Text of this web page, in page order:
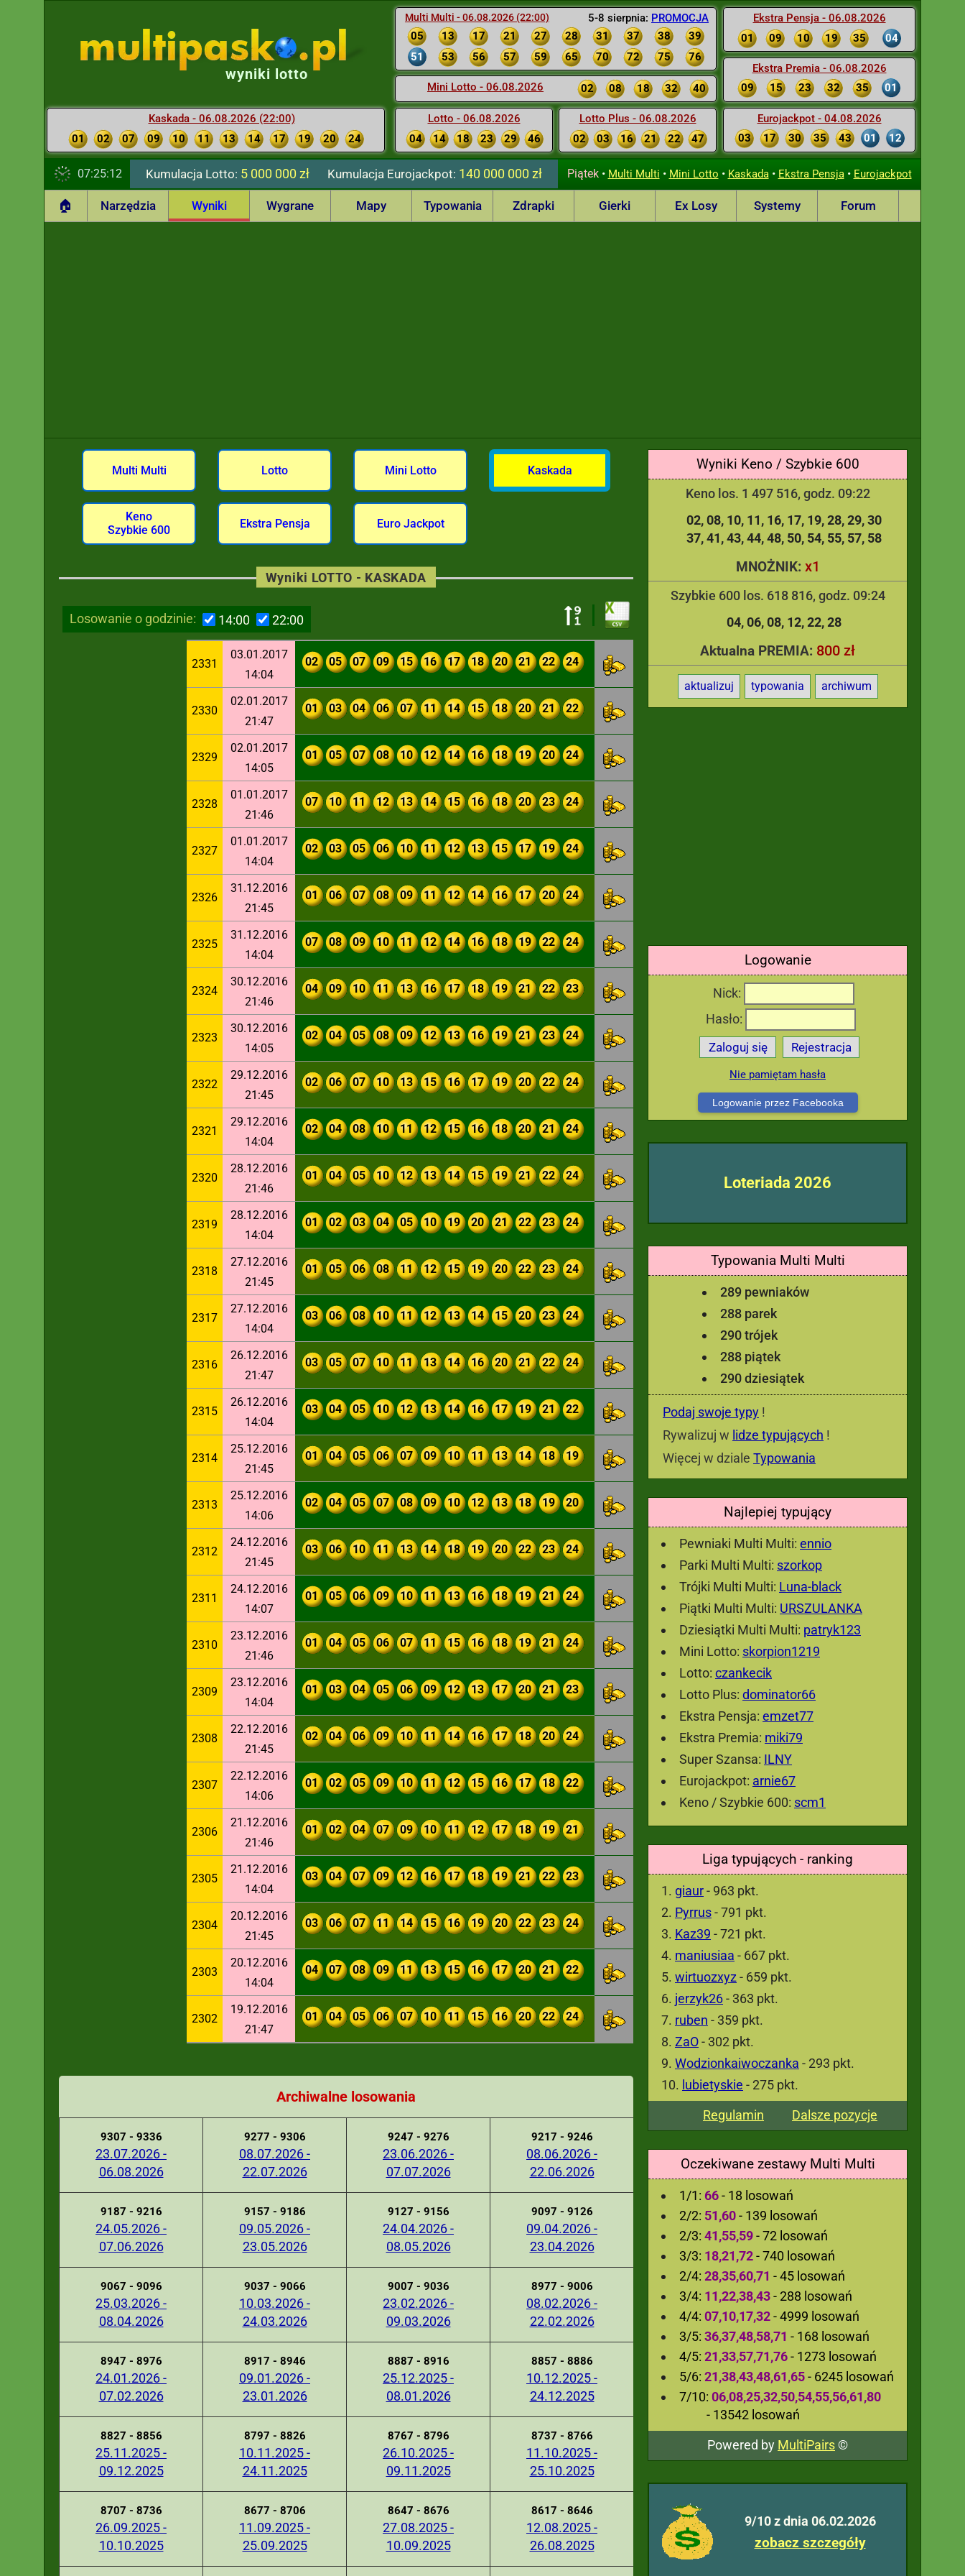
5-8 sierpnia: PROMOCJA
Multi Multi - 06.08.2026 (22:00)
05 13 17 21 27 28 31 37 38
39
51
53 56 57 59 65 70 72 75 76
Mini Lotto - 06.08.2026 02 08 18 32 40
Lotto - 06.08.2026
04
14 18 23 29 46
Lotto Plus - 06.08.2026
02
03 16 21 22 47
Ekstra Pensja - 06.08.2026
01
09 10 19 35 04
Ekstra Premia - 06.08.2026
09
15 23 32 35 01
Eurojackpot - 04.08.2026
03
17 30 35 43 01 12
wyniki lotto
Kaskada - 06.08.2026 (22:00)
01
02 07 09 10 11 13 14 17 19 20 24
07:25:13 Kumulacja Lotto: 5 000 000 zł KumulacjaEurojackpot: 140 000 000 zł Piątek• Multi Multi • Mini Lotto • Kaskada• Ekstra Pensja• Eurojackpot
🏠 Narzędzia Wyniki Wygrane Mapy Typowania Zdrapki Gierki Ex Losy Systemy Forum
Wyniki Keno / Szybkie 600
Keno los. 1 497 516, godz. 09:22
02 08 10 11 16 17 19 28 29 30
37 41 43 44 48 50 54 55 57 58
MNOŻNIK: x1
Szybkie 600 los. 618 816, godz. 09:24
04 06 08 12 22 28
Aktualna PREMIA: 800 zł
aktualizuj typowania archiwum
Logowanie
Nick:
Hasło:
Zaloguj się Rejestracja
Nie pamiętam hasła
Logowanie przez Facebooka
Loteriada 2026
Typowania Multi Multi
289 pewniaków
288 parek
290 trójek
288 piątek
290 dziesiątek
Podaj swoje typy !
Rywalizuj w lidze typujących !
Więcej w dziale Typowania
Najlepiej typujący
Pewniaki Multi Multi: ennio
Parki Multi Multi: szorkop
Trójki Multi Multi: Luna-black
Piątki Multi Multi: URSZULANKA
Dziesiątki Multi Multi: patryk123
Mini Lotto: skorpion1219
Lotto: czankecik
Lotto Plus: dominator66
Ekstra Pensja: emzet77
Ekstra Premia: miki79
Super Szansa: ILNY
Eurojackpot: arnie67
Keno / Szybkie 600: scm1
Liga typujących - ranking
giaur- 963 pkt.
Pyrrus- 791 pkt.
Kaz39 - 721 pkt.
maniusiaa - 667 pkt.
wirtuozxyz - 659 pkt.
jerzyk26- 363 pkt.
ruben - 359 pkt.
ZaO- 302 pkt.
Wodzionkaiwoczanka - 293 pkt.
lubietyskie - 275 pkt.
Regulamin
Dalsze pozycje
Oczekiwane zestawy Multi Multi
1/1: 66- 18 losowań
2/2: 51,60- 139 losowań
2/3: 41,55,59- 72 losowań
3/3: 18,21,72- 740 losowań
2/4: 28,35,60,71 - 45 losowań
3/4: 11,22,38,43- 288 losowań
4/4: 07,10,17,32- 4999 losowań
3/5: 36,37,48,58,71 - 168 losowań
4/5: 21,33,57,71,76- 1273 losowań
5/6: 21,38,43,48,61,65- 6245 losowań
7/10: 06,08,25,32,50,54,55,56,61,80
- 13542 losowań
Powered by MultiPairs©
9/10 z dnia 06.02.2026
zobacz szczegóły
Multi Multi Lotto Mini Lotto Kaskada
Keno
Szybkie 600
Ekstra Pensja Euro Jackpot
Losowanie o godzinie: 14:00 22:00
Wyniki LOTTO - KASKADA
2331
03.01.2017
14:04
02 05 07 09 15 16 17 18 20 21 22 24
2330
02.01.2017
21:47
01 03 04 06 07 11 14 15 18 20 21 22
2329
02.01.2017
14:05
01 05 07 08 10 12 14 16 18 19 20 24
2328
01.01.2017
21:46
07 10 11 12 13 14 15 16 18 20 23 24
2327
01.01.2017
14:04
02 03 05 06 10 11 12 13 15 17 19 24
2326
31.12.2016
21:45
01 06 07 08 09 11 12 14 16 17 20 24
2325
31.12.2016
14:04
07 08 09 10 11 12 14 16 18 19 22 24
2324
30.12.2016
21:46
04 09 10 11 13 16 17 18 19 21 22 23
2323
30.12.2016
14:05
02 04 05 08 09 12 13 16 19 21 23 24
2322
29.12.2016
21:45
02 06 07 10 13 15 16 17 19 20 22 24
2321
29.12.2016
14:04
02 04 08 10 11 12 15 16 18 20 21 24
2320
28.12.2016
21:46
01 04 05 10 12 13 14 15 19 21 22 24
2319
28.12.2016
14:04
01 02 03 04 05 10 19 20 21 22 23 24
2318
27.12.2016
21:45
01 05 06 08 11 12 15 19 20 22 23 24
2317
27.12.2016
14:04
03 06 08 10 11 12 13 14 15 20 23 24
2316
26.12.2016
21:47
03 05 07 10 11 13 14 16 20 21 22 24
2315
26.12.2016
14:04
03 04 05 10 12 13 14 16 17 19 21 22
2314
25.12.2016
21:45
01 04 05 06 07 09 10 11 13 14 18 19
2313
25.12.2016
14:06
02 04 05 07 08 09 10 12 13 18 19 20
2312
24.12.2016
21:45
03 06 10 11 13 14 18 19 20 22 23 24
2311
24.12.2016
14:07
01 05 06 09 10 11 13 16 18 19 21 24
2310
23.12.2016
21:46
01 04 05 06 07 11 15 16 18 19 21 24
2309
23.12.2016
14:04
01 03 04 05 06 09 12 13 17 20 21 23
2308
22.12.2016
21:45
02 04 06 09 10 11 14 16 17 18 20 24
2307
22.12.2016
14:06
01 02 05 09 10 11 12 15 16 17 18 22
2306
21.12.2016
21:46
01 02 04 07 09 10 11 12 17 18 19 21
2305
21.12.2016
14:04
03 04 07 09 12 16 17 18 19 21 22 23
2304
20.12.2016
21:45
03 06 07 11 14 15 16 19 20 22 23 24
2303
20.12.2016
14:04
04 07 08 09 11 13 15 16 17 20 21 22
2302
19.12.2016
21:47
01 04 05 06 07 10 11 15 16 20 22 24
Archiwalne losowania
9307 - 9336
23.07.2026 -
06.08.2026
9277 - 9306
08.07.2026 -
22.07.2026
9247 - 9276
23.06.2026 -
07.07.2026
9217 - 9246
08.06.2026 -
22.06.2026
9187 - 9216
24.05.2026 -
07.06.2026
9157 - 9186
09.05.2026 -
23.05.2026
9127 - 9156
24.04.2026 -
08.05.2026
9097 - 9126
09.04.2026 -
23.04.2026
9067 - 9096
25.03.2026 -
08.04.2026
9037 - 9066
10.03.2026 -
24.03.2026
9007 - 9036
23.02.2026 -
09.03.2026
8977 - 9006
08.02.2026 -
22.02.2026
8947 - 8976
24.01.2026 -
07.02.2026
8917 - 8946
09.01.2026 -
23.01.2026
8887 - 8916
25.12.2025 -
08.01.2026
8857 - 8886
10.12.2025 -
24.12.2025
8827 - 8856
25.11.2025 -
09.12.2025
8797 - 8826
10.11.2025 -
24.11.2025
8767 - 8796
26.10.2025 -
09.11.2025
8737 - 8766
11.10.2025 -
25.10.2025
8707 - 8736
26.09.2025 -
10.10.2025
8677 - 8706
11.09.2025 -
25.09.2025
8647 - 8676
27.08.2025 -
10.09.2025
8617 - 8646
12.08.2025 -
26.08.2025